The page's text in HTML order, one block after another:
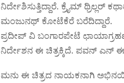
ನಿರ್ದೇಶಿಸುತ್ತಿದ್ದಾರೆ. ಕ್ರೈಮ್ ಥ್ರಿಲ್ಲರ್
ಮಂಜುನಥ್ ಕೋಟೆಕೆರೆ ಬರೆದಿದ್ದಾರೆ.
ಪ್ರದೀಪ್ ವಿ ಬಂಗಾರಪೇಟೆ
ನಿರ್ದೇಶನ ಈ ಚಿತ್ರಕ್ಕಿದೆ‌. ಪವನ್ ಎನ್
ಮನು ಈ ಚಿತ್ರದ ನಾಯಕನಾಗಿ